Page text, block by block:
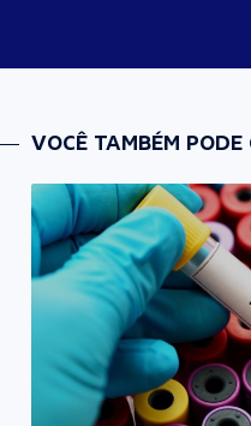
VOCÊ TAMBÉM PODE